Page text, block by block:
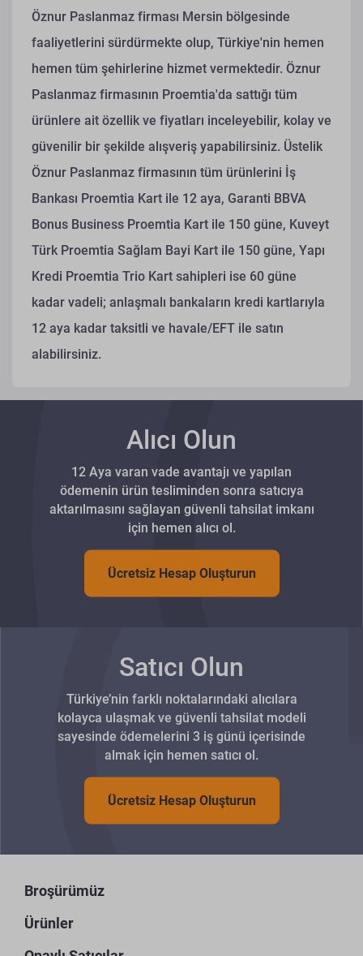
Öznur Paslanmaz firması Mersin bölgesinde
faaliyetlerini sürdürmekte olup, Türkiye'nin hemen
hemen tüm şehirlerine hizmet vermektedir. Öznur
Paslanmaz firmasının Proemtia'da sattığı tüm
ürünlere ait özellik ve fiyatları inceleyebilir, kolay ve
güvenilir bir şekilde alışveriş yapabilirsiniz. Üstelik
Öznur Paslanmaz firmasının tüm ürünlerini İş
Bankası Proemtia Kart ile 12 aya, Garanti BBVA
Bonus Business Proemtia Kart ile 150 güne, Kuveyt
Türk Proemtia Sağlam Bayi Kart ile 150 güne, Yapı
Kredi Proemtia Trio Kart sahipleri ise 60 güne
kadar vadeli; anlaşmalı bankaların kredi kartlarıyla
12 aya kadar taksitli ve havale/EFT ile satın
alabilirsiniz.
Alıcı Olun
12 Aya varan vade avantajı ve yapılan
ödemenin ürün tesliminden sonra satıcıya
aktarılmasını sağlayan güvenli tahsilat imkanı
için hemen alıcı ol.
Ücretsiz Hesap Oluşturun
Satıcı Olun
Türkiye’nin farklı noktalarındaki alıcılara
kolayca ulaşmak ve güvenli tahsilat modeli
sayesinde ödemelerini 3 iş günü içerisinde
almak için hemen satıcı ol.
Ücretsiz Hesap Oluşturun
Broşürümüz
Ürünler